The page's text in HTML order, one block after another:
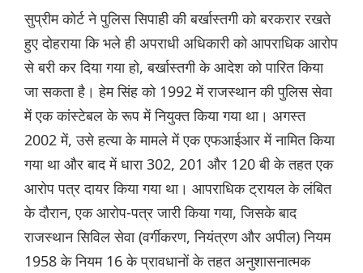
सुप्रीम कोर्ट ने पुलिस सिपाही की बर्खास्तगी को बरकरार रखते
हुए दोहराया कि भले ही अपराधी अधिकारी को आपराधिक आरोप
से बरी कर दिया गया हो, बर्खास्तगी के आदेश को पारित किया
जा सकता है। हेम सिंह को 1992 में राजस्थान की पुलिस सेवा
में एक कांस्टेबल के रूप में नियुक्त किया गया था। अगस्त
2002 में, उसे हत्या के मामले में एक एफआईआर में नामित किया
गया था और बाद में धारा 302, 201 और 120 बी के तहत एक
आरोप पत्र दायर किया गया था। आपराधिक ट्रायल के लंबित
के दौरान, एक आरोप-पत्र जारी किया गया, जिसके बाद
राजस्थान सिविल सेवा (वर्गीकरण, नियंत्रण और अपील) नियम
1958 के नियम 16 के प्रावधानों के तहत अनुशासनात्मक